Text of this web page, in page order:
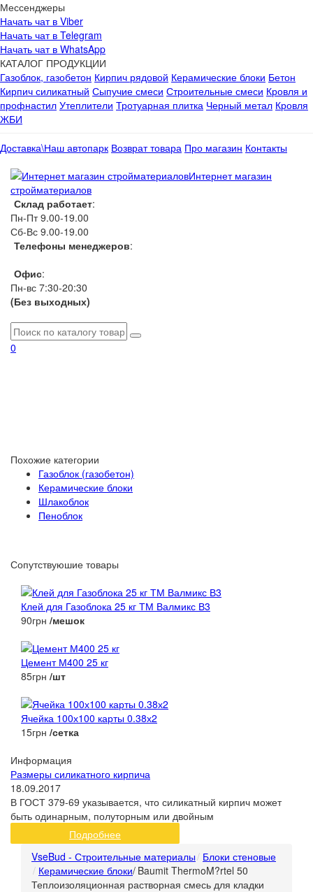
Мессенджеры
Начать чат в Viber
Начать чат в Telegram
Начать чат в WhatsApp
КАТАЛОГ ПРОДУКЦИИ
Газоблок, газобетон Кирпич рядовой Керамические блоки Бетон
Кирпич силикатный Сыпучие смеси Строительные смеси Кровля и
профнастил Утеплители Тротуарная плитка Черный метал Кровля
ЖБИ
Доставка\Наш автопарк Возврат товара Про магазин Контакты
Интернет магазин
стройматериалов
Склад работает:
Пн-Пт 9.00-19.00
Сб-Вс 9.00-19.00
Телефоны менеджеров:
Офис:
Пн-вс 7:30-20:30
(Без выходных)
0
Похожие категории
Газоблок (газобетон)
Керамические блоки
Шлакоблок
Пеноблок
Сопутствуюшие товары
Клей для Газоблока 25 кг ТМ Валмикс В3
90грн /мешок
Цемент М400 25 кг
85грн /шт
Ячейка 100х100 карты 0.38х2
15грн /сетка
Информация
Размеры силикатного кирпича
18.09.2017
В ГОСТ 379-69 указывается, что силикатный кирпич может
быть одинарным, полуторным или двойным
Подробнее
VseBud - Строительные материалы Блоки стеновые
Керамические блоки/ Baumit ThermoM?rtel 50
Теплоизоляционная растворная смесь для кладки